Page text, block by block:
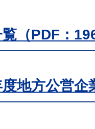
（PDF：
地方公営企